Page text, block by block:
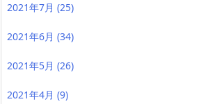
2021年7月 (25)
2021年6月 (34)
2021年5月 (26)
2021年4月 (9)